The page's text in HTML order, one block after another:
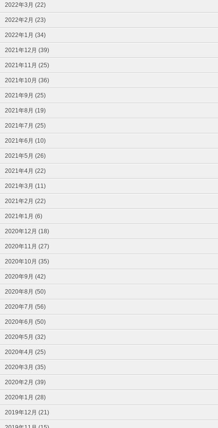
2022年3月 (22)
2022年2月 (23)
2022年1月 (34)
2021年12月 (39)
2021年11月 (25)
2021年10月 (36)
2021年9月 (25)
2021年8月 (19)
2021年7月 (25)
2021年6月 (10)
2021年5月 (26)
2021年4月 (22)
2021年3月 (11)
2021年2月 (22)
2021年1月 (6)
2020年12月 (18)
2020年11月 (27)
2020年10月 (35)
2020年9月 (42)
2020年8月 (50)
2020年7月 (56)
2020年6月 (50)
2020年5月 (32)
2020年4月 (25)
2020年3月 (35)
2020年2月 (39)
2020年1月 (28)
2019年12月 (21)